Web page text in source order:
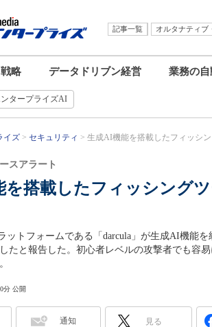
記事一覧 オルタナティブ
略 データドリブン経営 業務の自
タープライズAI
イズ セキュリティ 生成AI機能を搭載したフィッシン
搭載したフィッシングツ
スアラート
ットフォームである「darcula」が生成AI機能
たと報告した。初心者レベルの攻撃者でも容
分 公開
通知 見る